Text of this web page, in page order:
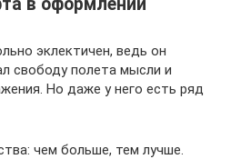
эклектичен, ведь он
свободу полета мысли и
Но даже у него есть ряд
чем больше, тем лучше.